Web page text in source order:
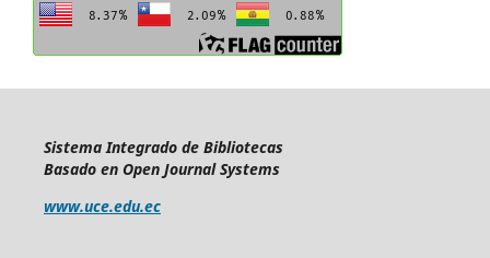
Sistema Integrado de Bibliotecas
Basado en Open Journal Systems
www.uce.edu.ec